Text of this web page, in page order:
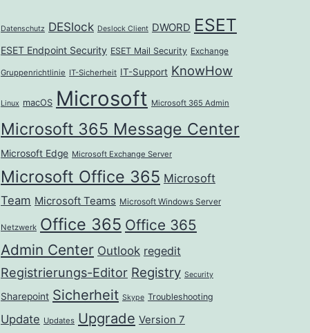
Datenschutz DESlock Deslock Client DWORD ESET
ESET Endpoint Security ESET Mail Security Exchange
Gruppenrichtlinie IT-Sicherheit IT-Support KnowHow
Linux macOS Microsoft Microsoft 365 Admin
Microsoft 365 Message Center
Microsoft Edge Microsoft Exchange Server
Microsoft Office 365 Microsoft
Team Microsoft Teams Microsoft Windows Server
Netzwerk Office 365 Office 365
Admin Center Outlook regedit
Registrierungs-Editor Registry Security
Sharepoint Sicherheit Skype Troubleshooting
Update Updates Upgrade Version 7